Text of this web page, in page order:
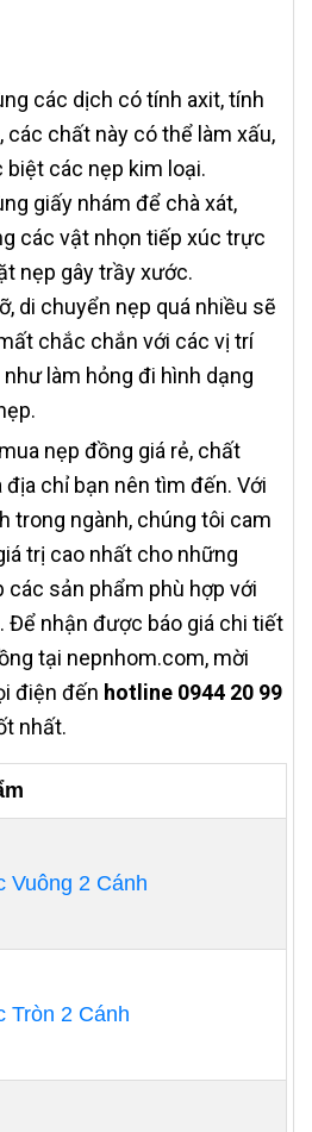
các dịch có tính axit, tính
các chất này có thể làm xấu,
biệt các nẹp kim loại.
giấy nhám để chà xát,
các vật nhọn tiếp xúc trực
nẹp gây trầy xước.
di chuyển nẹp quá nhiều sẽ
chắc chắn với các vị trí
làm hỏng đi hình dạng
nẹp đồng giá rẻ, chất
chỉ bạn nên tìm đến. Với
trong ngành, chúng tôi cam
trị cao nhất cho những
các sản phẩm phù hợp với
Để nhận được báo giá chi tiết
tại nepnhom.com, mời
điện đến hotline 0944 20 99
nhất.
Vuông 2 Cánh
Tròn 2 Cánh